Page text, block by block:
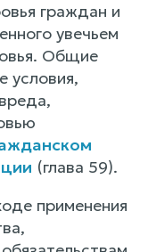
граждан и
увечьем
Общие
условия,
(глава 59).
применения